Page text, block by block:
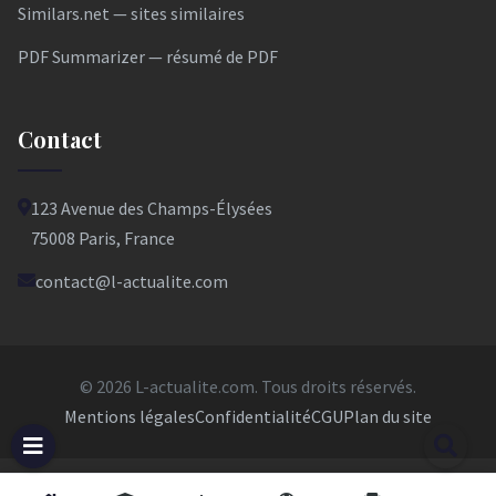
Similars.net — sites similaires
PDF Summarizer — résumé de PDF
Contact
123 Avenue des Champs-Élysées
75008 Paris, France
contact@l-actualite.com
© 2026 L-actualite.com. Tous droits réservés.
Mentions légalesConfidentialitéCGUPlan du site